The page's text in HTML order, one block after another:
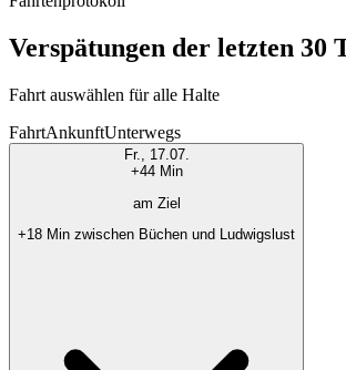
Verspätungen der letzten 30
Fahrt auswählen für alle Halte
FahrtAnkunftUnterwegs
Fr., 17.07.
+44 Min
am Ziel
+18 Min zwischen Büchen und Ludwigslust